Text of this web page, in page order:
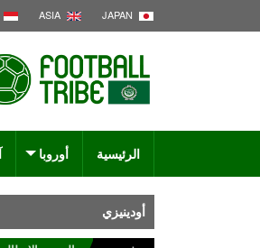
JAPAN
ASIA
الرئيسية أوروبا
أودينيزي